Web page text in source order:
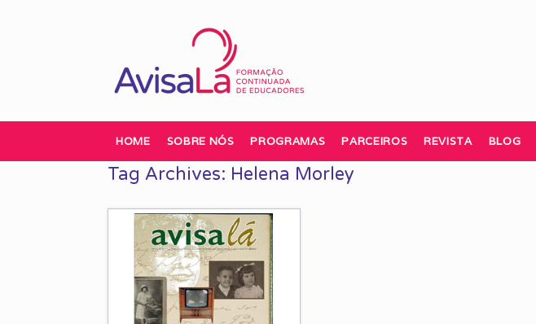
HOME SOBRE NÓS PROGRAMAS PARCEIROS REVISTA BLOG
Tag Archives: Helena Morley